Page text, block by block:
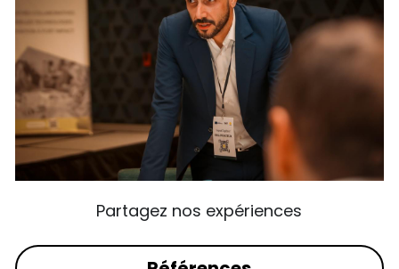
Partagez nos expériences